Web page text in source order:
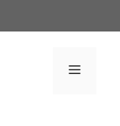
Menú